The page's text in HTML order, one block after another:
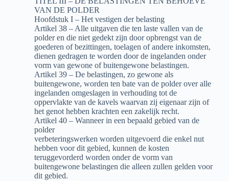
VAN DE POLDER
Hoofdstuk I – Het vestigen der belasting
Artikel 38 – Alle uitgaven die ten laste vallen van de
polder en die niet gedekt zijn door opbrengst van de
goederen of bezittingen, toelagen of andere inkomsten,
dienen gedragen te worden door de ingelanden onder
vorm van gewone of buitengewone belastingen.
Artikel 39 – De belastingen, zo gewone als
buitengewone, worden ten bate van de polder over alle
ingelanden omgeslagen in verhouding tot de
oppervlakte van de kavels waarvan zij eigenaar zijn of
het genot hebben krachten een zakelijk recht.
Artikel 40 – Wanneer in een bepaald gebied van de
polder
verbeteringswerken worden uitgevoerd die enkel nut
hebben voor dit gebied, kunnen de kosten
teruggevorderd worden onder de vorm van
buitengewone belastingen die alleen zullen gelden voor
dit gebied.